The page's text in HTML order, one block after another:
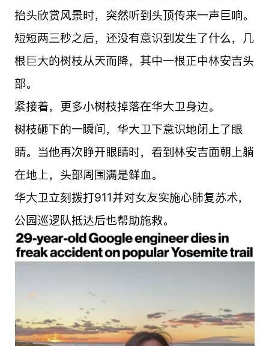
抬头欣赏风景时，突然听到头顶传来一声巨响。
短短两三秒之后，还没有意识到发生了什么，几
根巨大的树枝从天而降，其中一根正中林安吉头
部。
紧接着，更多小树枝掉落在华大卫身边。
树枝砸下的一瞬间，华大卫下意识地闭上了眼
睛。当他再次睁开眼睛时，看到林安吉面朝上躺
在地上，头部周围满是鲜血。
华大卫立刻拨打911并对女友实施心肺复苏术，
公园巡逻队抵达后也帮助施救。